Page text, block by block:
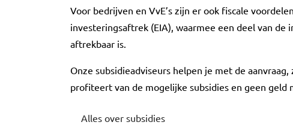
Voor bedrijven en VvE’s zijn er ook fiscale
investeringsaftrek (EIA), waarmee een deel van de
aftrekbaar is.
Onze subsidieadviseurs helpen je met de
profiteert van de mogelijke subsidies en geen geld
Alles over subsidies